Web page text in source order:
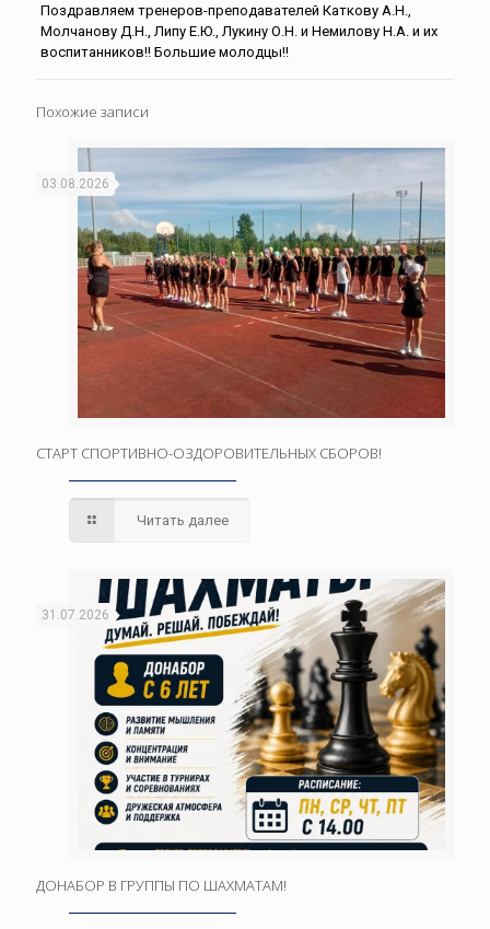
Поздравляем тренеров-преподавателей Каткову А.Н.,
Молчанову Д.Н., Липу Е.Ю., Лукину О.Н. и Немилову Н.А. и их
воспитанников!! Большие молодцы!!
Похожие записи
03.08.2026
СТАРТ СПОРТИВНО-ОЗДОРОВИТЕЛЬНЫХ СБОРОВ!
Читать далее
31.07.2026
ДОНАБОР В ГРУППЫ ПО ШАХМАТАМ!